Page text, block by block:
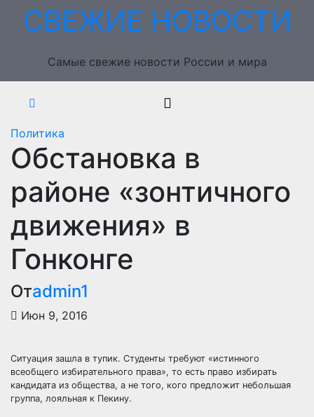
ПерейтиСВЕЖИЕ НОВОСТИ
Самые свежие новости России и мира
Политика
Обстановка в
районе «зонтичного
движения» в
Гонконге
Отadmin1
Июн 9, 2016
Ситуация зашла в тупик. Студенты требуют «истинного
всеобщего избирательного права», то есть право избирать
кандидата из общества, а не того, кого предложит небольшая
группа, лояльная к Пекину.